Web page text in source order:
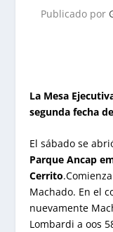
Publicado por
La Mesa
segunda fecha
El sábado se
Parque Ancap
Cerrito
Machado. En el
nuevamente
Lombardi a oos